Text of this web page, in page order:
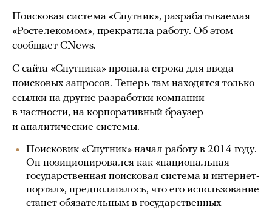
Поисковая система «Спутник», разрабатываемая
«Ростелекомом», прекратила работу. Об этом
сообщает CNews.
С сайта «Спутника» пропала строка для ввода
поисковых запросов. Теперь там находятся только
ссылки на другие разработки компании —
в частности, на корпоративный браузер
и аналитические системы.
Поисковик «Спутник» начал работу в 2014 году.
Он позиционировался как «национальная
государственная поисковая система и интернет-
портал», предполагалось, что его использование
станет обязательным в государственных